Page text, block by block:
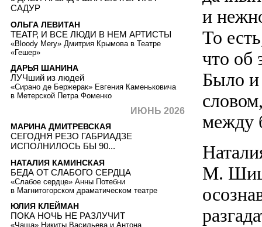
и
То
что об
Было и
между
М.
САДУР
ОЛЬГА ЛЕВИТАН
ТЕАТР, И ВСЕ ЛЮДИ В НЕМ АРТИСТЫ
«Bloody Mery» Дмитрия Крымова в Театре
«Гешер»
ДАРЬЯ ШАНИНА
ЛУЧший из людей
«Сирано де Бержерак» Евгения Каменьковича
в Метерской Петра Фоменко
ИЮНЬ 2026
МАРИНА ДМИТРЕВСКАЯ
СЕГОДНЯ РЕЗО ГАБРИАДЗЕ
ИСПОЛНИЛОСЬ БЫ 90...
НАТАЛИЯ КАМИНСКАЯ
БЕДА ОТ СЛАБОГО СЕРДЦА
«Слабое сердце» Анны Потебни
в Магнитогорском драматическом театре
ЮЛИЯ КЛЕЙМАН
ПОКА НОЧЬ НЕ РАЗЛУЧИТ
«Чаща» Никиты Васильева и Антона